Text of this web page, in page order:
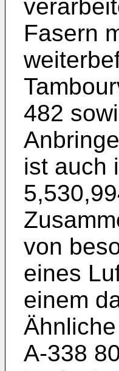
Fasern
482
ist auch
von
eines
einem
A-338